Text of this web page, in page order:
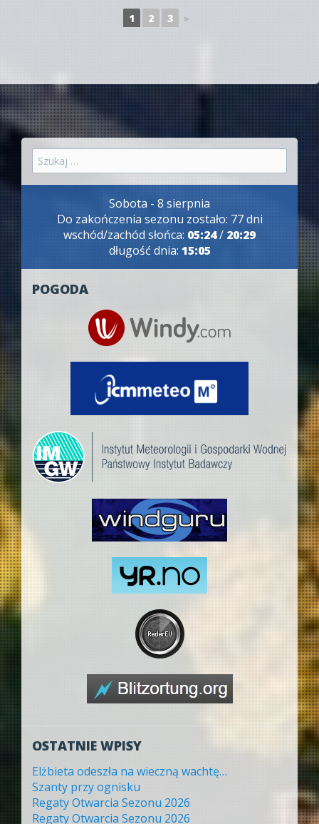
1 2 3 ►
Szukaj:
Sobota - 8 sierpnia
Do zakończenia sezonu zostało: 77 dni
wschód/zachód słońca: 05:24/ 20:29
długość dnia: 15:05
POGODA
OSTATNIE WPISY
Elżbieta odeszła na wieczną wachtę…
Szanty przy ognisku
Regaty Otwarcia Sezonu 2026
Regaty Otwarcia Sezonu 2026